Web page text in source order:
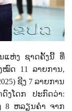
ແຫ່ງ ຊາດຄັ້ງນີ້ ທີ່
ໝົດ 11 ລາຍການ,
) ຊີງ 7 ລາຍການ
ດົງໂດກ ປະກົດວ່າ:
8 ຫລຽນຄຳ ຈາກ